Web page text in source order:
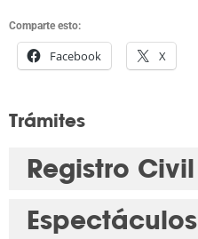
Comparte esto:
Facebook X
Trámites
Registro Civil
Espectáculos